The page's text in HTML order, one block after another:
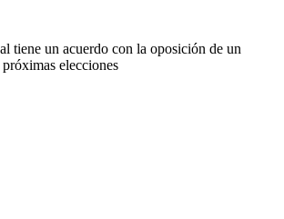
tiene un acuerdo con la oposición de un
elecciones